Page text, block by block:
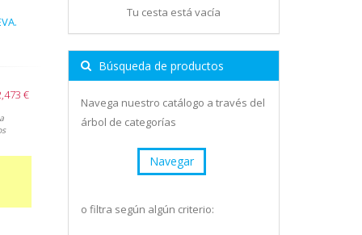
€
Tu cesta está vacía
Búsqueda de productos
Navega nuestro catálogo a través del
árbol de categorías
Navegar
o filtra según algún criterio: